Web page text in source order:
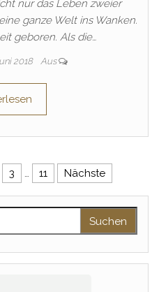
nur das Leben zweier
ganze Welt ins Wanken.
geboren. Als die…
2018 Aus
der
3 … 11 Nächste